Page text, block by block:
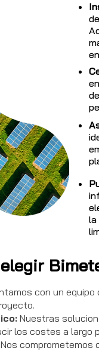
la
con un equipo
Nuestras
los costes a largo
comprometemos